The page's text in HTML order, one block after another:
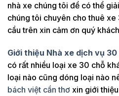
nhà xe chúng tôi để có thể
chúng tôi chuyên cho thuê
cầu trên xin cảm ơn quý
Giới thiệu Nhà xe dịch vụ
có rất nhiều loại xe 30 chỗ
loại nào cũng dóng loại nào
bách việt cần thơ xin giới